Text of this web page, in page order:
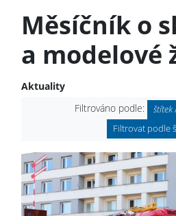
Měsíčník o
a modelové
Aktuality
Filtrováno podle:
štítek
Filtrovat podle